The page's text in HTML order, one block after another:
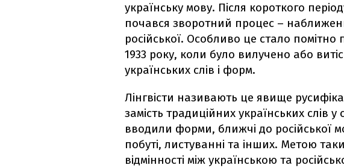
українську мову. Після короткого
почався зворотний процес –
російської. Особливо це стало
1933 року, коли було вилучено або
українських слів і форм.
Лінгвісти називають це явище
замість традиційних українських слів
вводили форми, ближчі до російської
побуті, листуванні та інших. Метою
відмінності між українською та